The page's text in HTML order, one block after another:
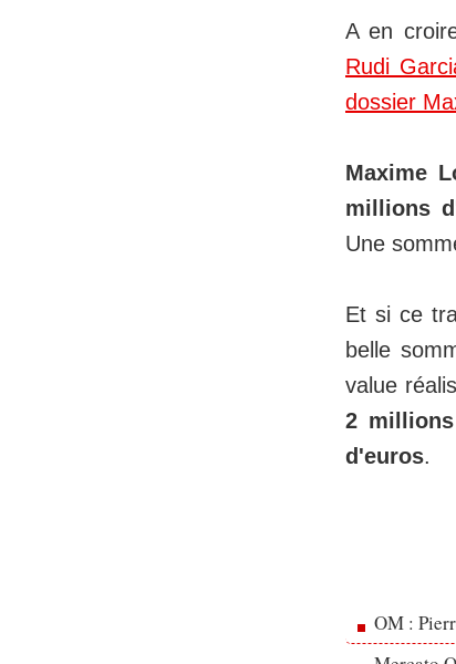
A en
Rudi
dossier
Maxime
millions
Une
Et si ce
belle
value
2
d'euros.
OM :